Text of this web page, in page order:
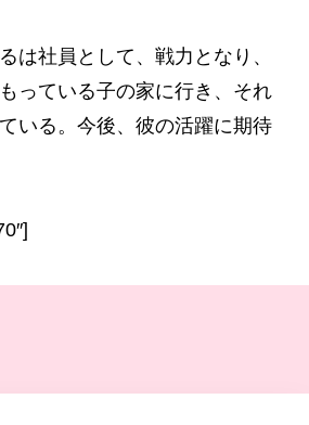
は社員として、戦力となり、
っている子の家に行き、それ
いる。今後、彼の活躍に期待